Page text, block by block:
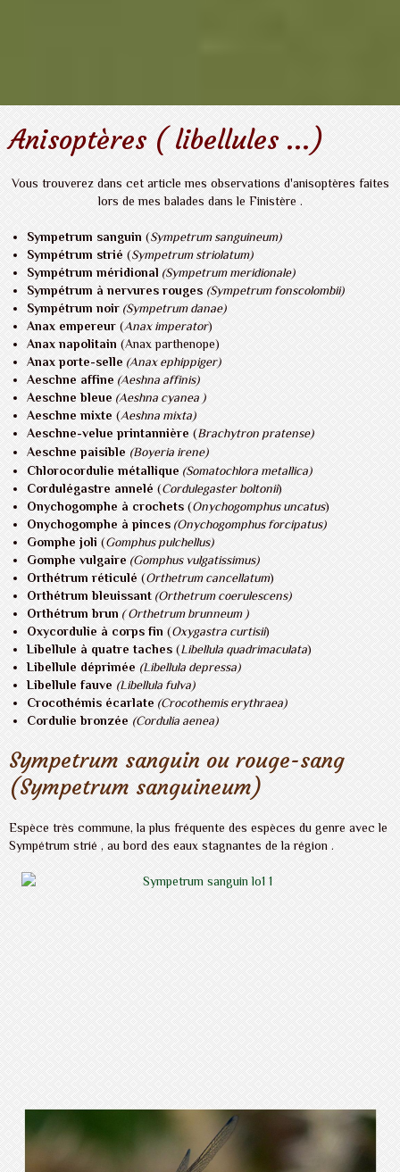
Anisoptères ( libellules ...)
Vous trouverez dans cet article mes observations d'anisoptères faites
lors de mes balades dans le Finistère .
Sympetrum sanguin(Sympetrum sanguineum)
Sympétrum strié(Sympetrum striolatum)
Sympétrum méridional(Sympetrum meridionale)
Sympétrum à nervures rouges(Sympetrum fonscolombii)
Sympétrum noir(Sympetrum danae)
Anax empereur(Anax imperator)
Anax napolitain(Anax parthenope)
Anax porte-selle(Anax ephippiger)
Aeschne affine(Aeshna affinis)
Aeschne bleue(Aeshna cyanea )
Aeschne mixte(Aeshna mixta)
Aeschne-velue printannière(Brachytron pratense)
Aeschne paisible (Boyeria irene)
Chlorocordulie métallique(Somatochlora metallica)
Cordulégastre annelé(Cordulegaster boltonii)
Onychogomphe à crochets(Onychogomphus uncatus)
Onychogomphe à pinces(Onychogomphus forcipatus)
Gomphe joli(Gomphus pulchellus)
Gomphe vulgaire(Gomphus vulgatissimus)
Orthétrum réticulé(Orthetrum cancellatum)
Orthétrum bleuissant(Orthetrum coerulescens)
Orthétrum brun(Orthetrum brunneum)
Oxycordulie à corps fin(Oxygastra curtisii)
Libellule à quatre taches(Libellula quadrimaculata)
Libellule déprimée (Libellula depressa)
Libellule fauve (Libellula fulva)
Crocothémis écarlate(Crocothemis erythraea)
Cordulie bronzée (Cordulia aenea)
Sympetrum sanguin ou rouge-sang
(Sympetrum sanguineum)
Espèce très commune, la plus fréquente des espèces du genre avec le
Sympétrum strié , au bord des eaux stagnantes de la région .